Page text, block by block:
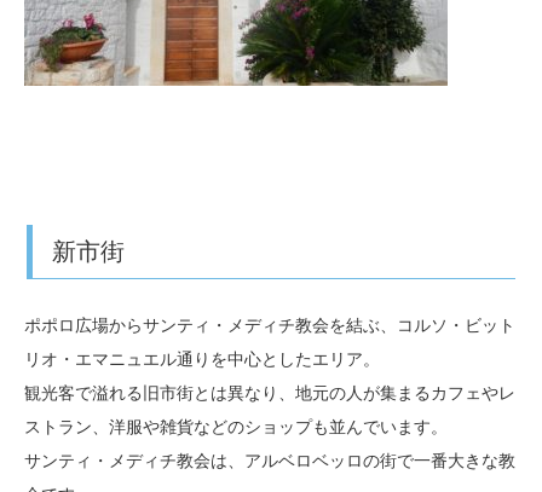
新市街
ポポロ広場からサンティ・メディチ教会を結ぶ、コルソ・ビット
リオ・エマニュエル通りを中心としたエリア。
観光客で溢れる旧市街とは異なり、地元の人が集まるカフェやレ
ストラン、洋服や雑貨などのショップも並んでいます。
サンティ・メディチ教会は、アルベロベッロの街で一番大きな教